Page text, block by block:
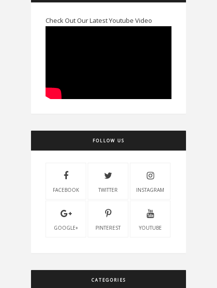
Check Out Our Latest Youtube Video
FOLLOW US
FACEBOOK TWITTER INSTAGRAM
GOOGLE+ PINTEREST YOUTUBE
CATEGORIES